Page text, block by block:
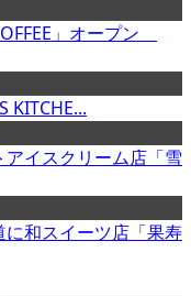
」オープン
KITCHE...
イスクリーム店「雪
和スイーツ店「果寿